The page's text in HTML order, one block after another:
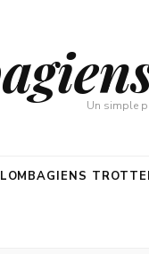
Un simple